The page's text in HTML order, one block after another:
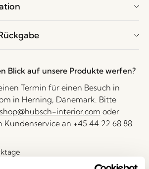
Blick auf unsere Produkte werfen?
Termin für einen Besuch in
in Herning, Dänemark. Bitte
shop@hubsch-interior.com oder
Kundenservice an +45 44 22 68 88.